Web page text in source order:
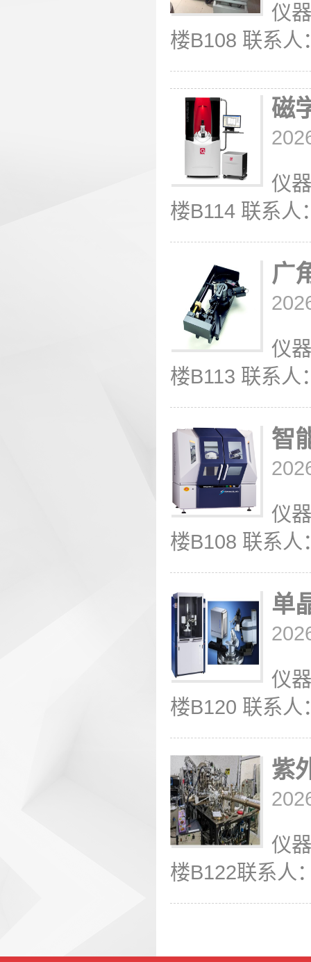
仪
楼B108 联系人
磁
仪
楼B114 联系人
广
仪
楼B113 联系人
智
仪
楼B108 联系人
单
仪
楼B120 联系人
紫
仪
楼B122联系人